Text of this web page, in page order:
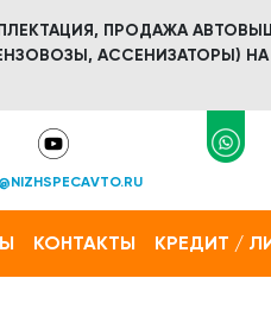
ПРОДАЖА
АССЕНИЗАТОРЫ)
КОНТАКТЫ КРЕДИТ /